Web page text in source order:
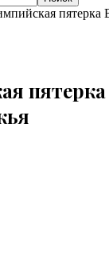
пятерка
пятерка